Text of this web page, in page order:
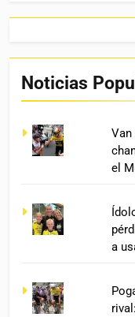
Noticias
Van
el
a